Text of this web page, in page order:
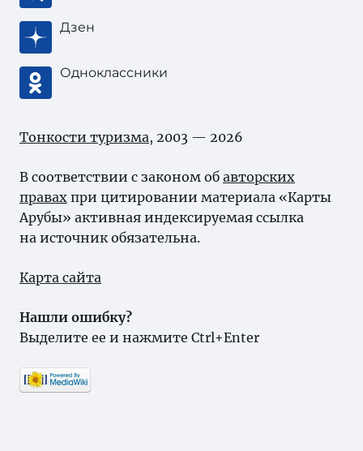
Дзен
Одноклассники
Тонкости туризма, 2003 — 2026
В соответствии с законом об авторских
правах при цитировании материала «Карты
Арубы» активная индексируемая ссылка
на источник обязательна.
Карта сайта
Нашли ошибку?
Выделите ее и нажмите Ctrl+Enter